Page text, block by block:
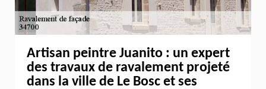
Artisan peintre Juanito : un expert
des travaux de ravalement projeté
dans la ville de Le Bosc et ses